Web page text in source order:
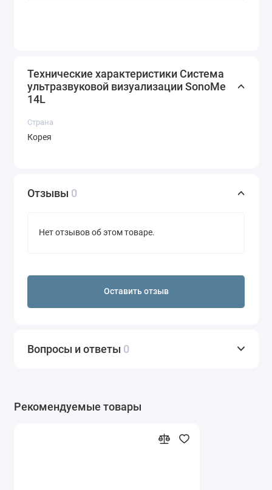
Технические характеристики Система
ультразвуковой визуализации SonoMe
14L
Страна
Корея
Отзывы 0
Нет отзывов об этом товаре.
Оставить отзыв
Вопросы и ответы 0
Рекомендуемые товары